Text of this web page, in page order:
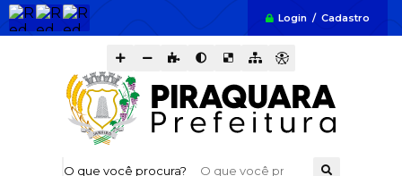
Login / Cadastro
O que você procura?